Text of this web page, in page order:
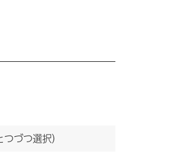
づつ選択）